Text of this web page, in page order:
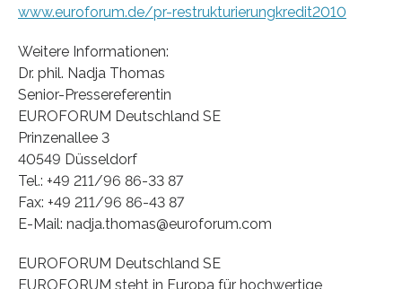
www.euroforum.de/pr-restrukturierungkredit2010
Weitere Informationen:
Dr. phil. Nadja Thomas
Senior-Pressereferentin
EUROFORUM Deutschland SE
Prinzenallee 3
40549 Düsseldorf
Tel.: +49 211/96 86-33 87
Fax: +49 211/96 86-43 87
E-Mail: nadja.thomas@euroforum.com
EUROFORUM Deutschland SE
EUROFORUM steht in Europa für hochwertige